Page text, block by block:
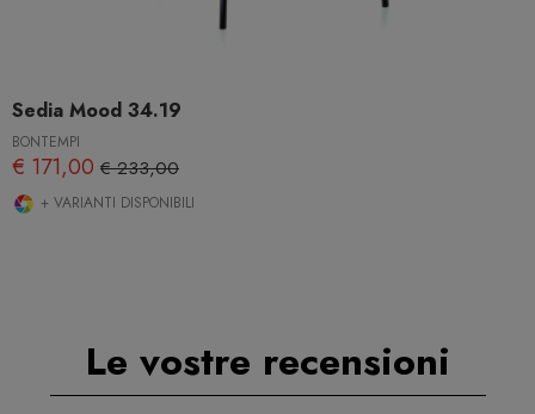
Sedia Mood 34.19
BONTEMPI
€ 171,00 € 233,00
+ VARIANTI DISPONIBILI
Le vostre recensioni